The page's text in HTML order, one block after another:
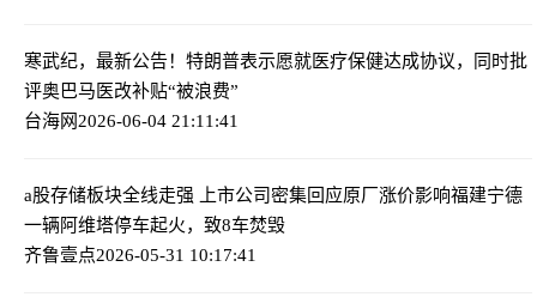
寒武纪，最新公告！ 特朗普表示愿就医疗保健达成协议，同时批
评奥巴马医改补贴“被浪费”
台海网2026-06-04 21:11:41
a股存储板块全线走强 上市公司密集回应原厂涨价影响福建宁德
一辆阿维塔停车起火，致8车焚毁
齐鲁壹点2026-05-31 10:17:41